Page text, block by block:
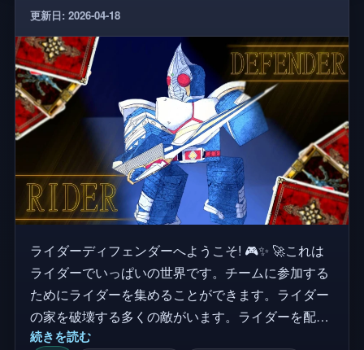
更新日: 2026-04-18
ライダーディフェンダーへようこそ! 🎮✨ 🚀これは
ライダーでいっぱいの世界です。チームに参加する
ためにライダーを集めることができます。ライダー
の家を破壊する多くの敵がいます。ライダーを配置
して究極のチームを構築し、無情な敵の波から防御
続きを読む